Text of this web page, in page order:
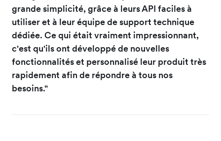
grande simplicité, grâce à leurs API faciles à
utiliser et à leur équipe de support technique
dédiée. Ce qui était vraiment impressionnant,
c'est qu'ils ont développé de nouvelles
fonctionnalités et personnalisé leur produit très
rapidement afin de répondre à tous nos
besoins."